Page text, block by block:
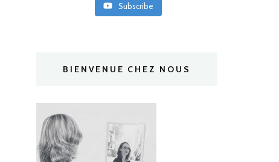
Subscribe
BIENVENUE CHEZ NOUS